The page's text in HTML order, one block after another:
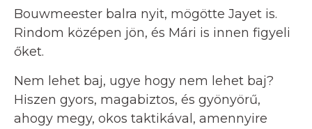
Bouwmeester balra nyit, mögötte Jayet is.
Rindom középen jön, és Mári is innen figyeli
őket.
Nem lehet baj, ugye hogy nem lehet baj?
Hiszen gyors, magabiztos, és gyönyörű,
ahogy megy, okos taktikával, amennyire